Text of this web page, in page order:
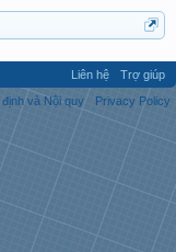
Liên hệ
Trợ giúp
và Nội quy
Privacy Policy